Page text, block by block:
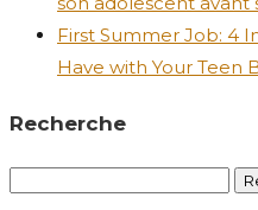
First Summer Job: 4
Have with Your Teen
Recherche